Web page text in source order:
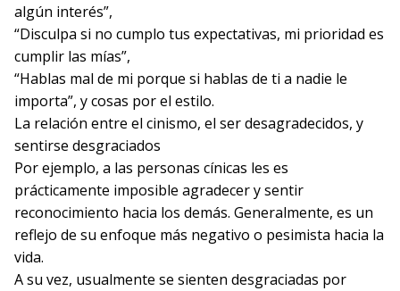
algún interés”,
“Disculpa si no cumplo tus expectativas, mi prioridad es
cumplir las mías”,
“Hablas mal de mi porque si hablas de ti a nadie le
importa”, y cosas por el estilo.
La relación entre el cinismo, el ser desagradecidos, y
sentirse desgraciados
Por ejemplo, a las personas cínicas les es
prácticamente imposible agradecer y sentir
reconocimiento hacia los demás. Generalmente, es un
reflejo de su enfoque más negativo o pesimista hacia la
vida.
A su vez, usualmente se sienten desgraciadas por